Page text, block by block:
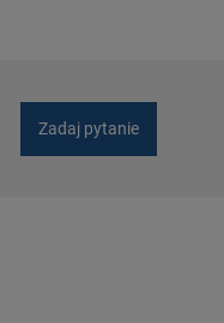
Zadaj pytanie